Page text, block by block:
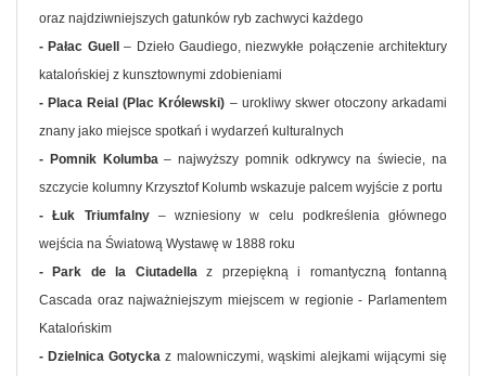
oraz najdziwniejszych gatunków ryb zachwyci każdego
- Pałac Guell– Dzieło Gaudiego, niezwykłe połączenie architektury
katalońskiej z kunsztownymi zdobieniami
- Placa Reial (Plac Królewski) – urokliwy skwer otoczony arkadami
znany jako miejsce spotkań i wydarzeń kulturalnych
- Pomnik Kolumba– najwyższy pomnik odkrywcy na świecie, na
szczycie kolumny Krzysztof Kolumb wskazuje palcem wyjście z portu
- Łuk Triumfalny – wzniesiony w celu podkreślenia głównego
wejścia na Światową Wystawę w 1888 roku
- Park de la Ciutadellaz przepiękną i romantyczną fontanną
Cascada oraz najważniejszym miejscem w regionie - Parlamentem
Katalońskim
- Dzielnica Gotyckaz malowniczymi, wąskimi alejkami wijącymi się